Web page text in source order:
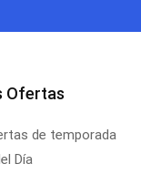
Ofertas
de temporada
Día